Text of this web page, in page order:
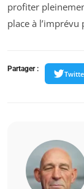
profiter
place à
Partager :